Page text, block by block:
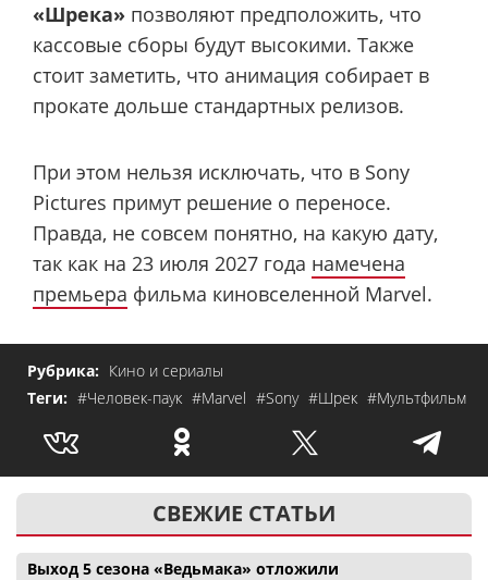
«Шрека» позволяют предположить, что
кассовые сборы будут высокими. Также
стоит заметить, что анимация собирает в
прокате дольше стандартных релизов.
При этом нельзя исключать, что в Sony
Pictures примут решение о переносе.
Правда, не совсем понятно, на какую дату,
так как на 23 июля 2027 года намечена
премьера фильма киновселенной Marvel.
Рубрика: Кино и сериалы
Теги: #Человек-паук #Marvel #Sony #Шрек #Мультфильм
СВЕЖИЕ СТАТЬИ
Выход 5 сезона «Ведьмака» отложили